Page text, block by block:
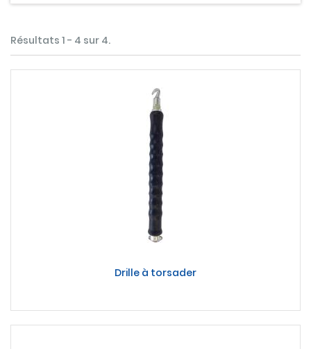
Résultats 1 - 4 sur 4.
Drille à torsader